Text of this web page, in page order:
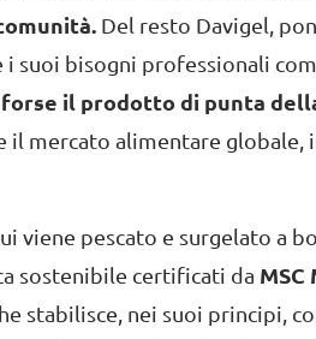
Del resto Davigel,
suoi bisogni professionali
il prodotto di punta
il mercato alimentare globale,
viene pescato e surgelato a
sostenibile certificati da MSC
stabilisce, nei suoi principi,